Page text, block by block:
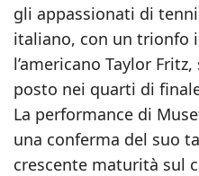
gli appassionati di
italiano, con un trionfo
l’americano Taylor
posto nei quarti di
La performance di
una conferma del suo
crescente maturità sul